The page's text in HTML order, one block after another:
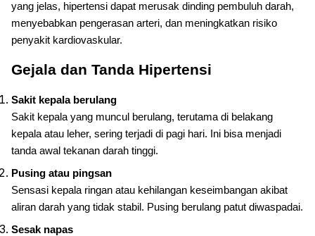
yang jelas, hipertensi dapat merusak dinding pembuluh darah,
menyebabkan pengerasan arteri, dan meningkatkan risiko
penyakit kardiovaskular.
Gejala dan Tanda Hipertensi
Sakit kepala berulang
Sakit kepala yang muncul berulang, terutama di belakang
kepala atau leher, sering terjadi di pagi hari. Ini bisa menjadi
tanda awal tekanan darah tinggi.
Pusing atau pingsan
Sensasi kepala ringan atau kehilangan keseimbangan akibat
aliran darah yang tidak stabil. Pusing berulang patut diwaspadai.
Sesak napas